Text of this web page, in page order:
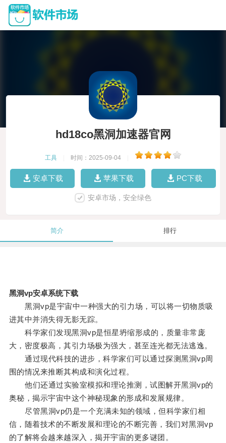
hd18co黑洞加速器官网
工具 时间：2025-09-04
安卓下载 苹果下载 PC下载
安卓市场，安全绿色
简介 排行
黑洞vp安卓系统下载
黑洞vp是宇宙中一种强大的引力场，可以将一切物质吸
进其中并消失得无影无踪。
科学家们发现黑洞vp是恒星坍缩形成的，质量非常庞
大，密度极高，其引力场极为强大，甚至连光都无法逃逸。
通过现代科技的进步，科学家们可以通过探测黑洞vp周
围的情况来推断其构成和演化过程。
他们还通过实验室模拟和理论推测，试图解开黑洞vp的
奥秘，揭示宇宙中这个神秘现象的形成和发展规律。
尽管黑洞vp仍是一个充满未知的领域，但科学家们相
信，随着技术的不断发展和理论的不断完善，我们对黑洞vp
的了解将会越来越深入，揭开宇宙的更多谜团。